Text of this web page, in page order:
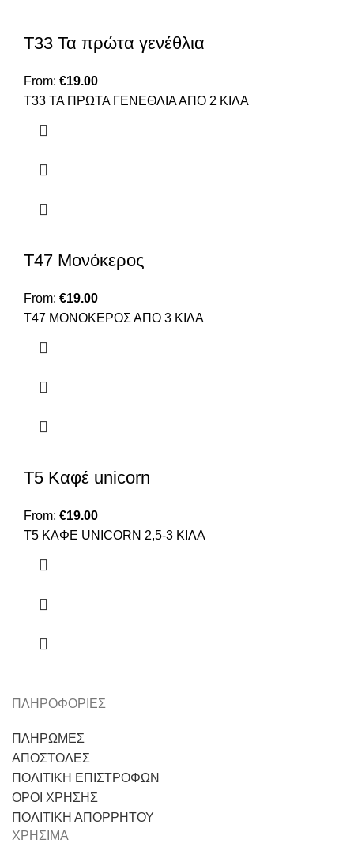
Τ33 Τα πρώτα γενέθλια
From: €19.00
Τ33 ΤΑ ΠΡΩΤΑ ΓΕΝΕΘΛΙΑ ΑΠΟ 2 ΚΙΛΑ
Τ47 Μονόκερος
From: €19.00
Τ47 ΜΟΝΟΚΕΡΟΣ ΑΠΟ 3 ΚΙΛΑ
Τ5 Καφέ unicorn
From: €19.00
Τ5 ΚΑΦΕ UNICORN 2,5-3 ΚΙΛΑ
ΠΛΗΡΟΦΟΡΙΕΣ
ΠΛΗΡΩΜΕΣ
ΑΠΟΣΤΟΛΕΣ
ΠΟΛΙΤΙΚΗ ΕΠΙΣΤΡΟΦΩΝ
ΟΡΟΙ ΧΡΗΣΗΣ
ΠΟΛΙΤΙΚΗ ΑΠΟΡΡΗΤΟΥ
ΧΡΗΣΙΜΑ